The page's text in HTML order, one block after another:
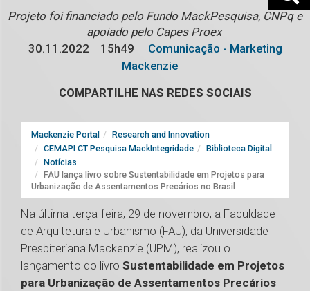
Projeto foi financiado pelo Fundo MackPesquisa, CNPq e
apoiado pelo Capes Proex
30.11.2022
15h49
Comunicação - Marketing
Mackenzie
COMPARTILHE NAS REDES SOCIAIS
Mackenzie Portal
Research and Innovation
CEMAPI CT Pesquisa MackIntegridade
Biblioteca Digital
Notícias
FAU lança livro sobre Sustentabilidade em Projetos para
Urbanização de Assentamentos Precários no Brasil
Na última terça-feira, 29 de novembro, a Faculdade
de Arquitetura e Urbanismo (FAU), da Universidade
Presbiteriana Mackenzie (UPM), realizou o
lançamento do livro Sustentabilidade em Projetos
para Urbanização de Assentamentos Precários